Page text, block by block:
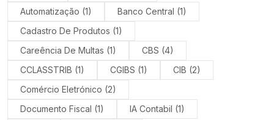
Automatização (1) Banco Central (1)
Cadastro De Produtos (1)
Careência De Multas (1) CBS (4)
CCLASSTRIB (1) CGIBS (1) CIB (2)
Comércio Eletrónico (2)
Documento Fiscal (1) IA Contabil (1)